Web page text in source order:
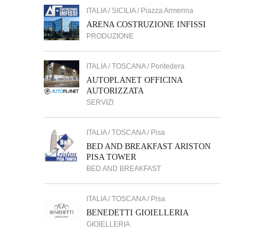
ITALIA / SICILIA / Piazza Armerina
ARENA COSTRUZIONE INFISSI
PRODUZIONE
ITALIA / TOSCANA / Pontedera
AUTOPLANET OFFICINA
AUTORIZZATA
SERVIZI
ITALIA / TOSCANA / Pisa
BED AND BREAKFAST ARISTON
PISA TOWER
BED AND BREAKFAST
ITALIA / TOSCANA / Pisa
BENEDETTI GIOIELLERIA
GIOIELLERIA